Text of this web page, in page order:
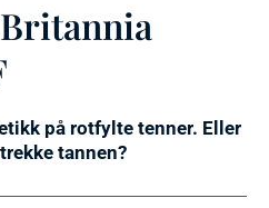
på rotfylte tenner. Eller
tannen?